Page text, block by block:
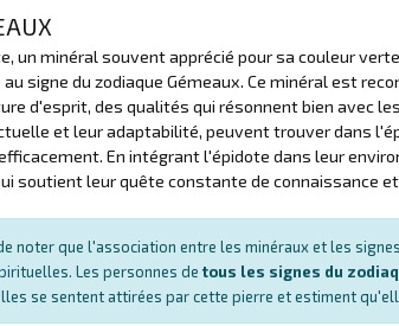
un minéral souvent apprécié pour sa couleur
signe du zodiaque Gémeaux. Ce minéral est
d'esprit, des qualités qui résonnent bien avec
et leur adaptabilité, peuvent trouver dans
En intégrant l'épidote dans leur
soutient leur quête constante de connaissance
noter que l'association entre les minéraux et les
Les personnes de tous les signes du
se sentent attirées par cette pierre et estiment